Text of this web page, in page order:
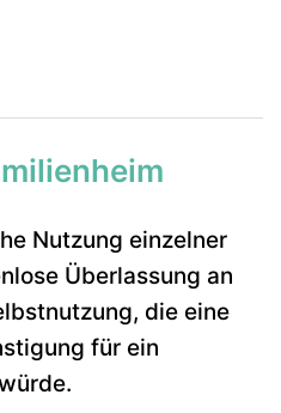
Nutzung einzelner
Überlassung an
die eine
für ein